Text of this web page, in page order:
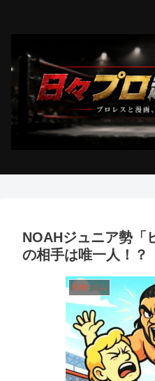
NOAHジュニア勢「
の相手は唯一人！？
高橋ヒロム